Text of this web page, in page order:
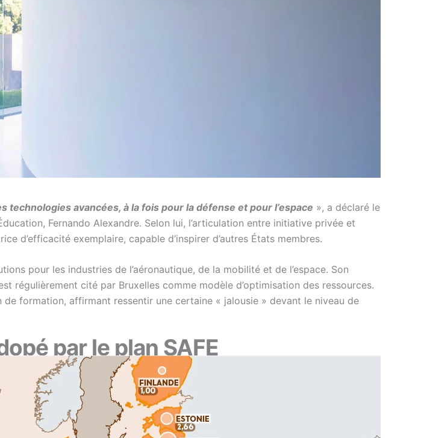
avancées, à la fois pour la défense et pour l’espace », a déclaré le
Fernando Alexandre. Selon lui, l’articulation entre initiative privée et
d’efficacité exemplaire, capable d’inspirer d’autres États membres.
pour les industries de l’aéronautique, de la mobilité et de l’espace. Son
régulièrement cité par Bruxelles comme modèle d’optimisation des ressources.
de formation, affirmant ressentir une certaine « jalousie » devant le niveau de
par le plan SAFE